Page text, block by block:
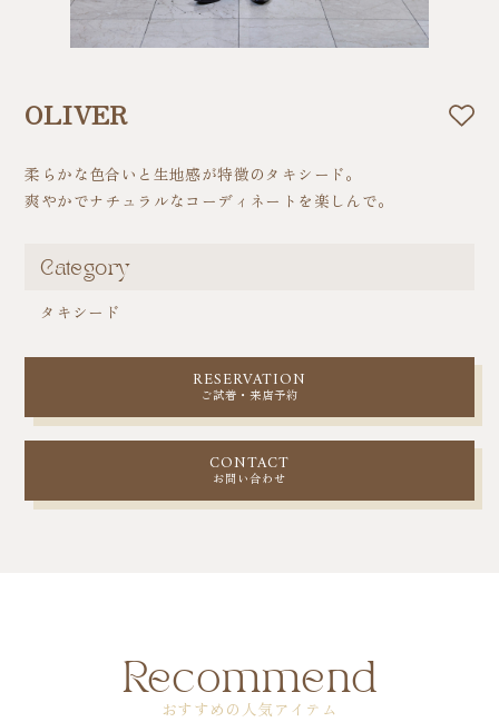
OLIVER
柔らかな色合いと生地感が特徴のタキシード。
爽やかでナチュラルなコーディネートを楽しんで。
Category
タキシード
RESERVATION
ご試着・来店予約
CONTACT
お問い合わせ
Recommend
おすすめの人気アイテム